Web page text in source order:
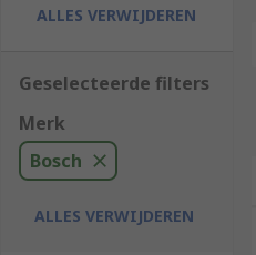
ALLES VERWIJDEREN
Geselecteerde filters
Merk
Bosch
ALLES VERWIJDEREN